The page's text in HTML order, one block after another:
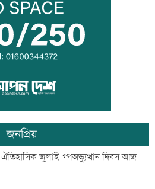
মাতারবাড়ি পৌঁছেছেন প্রধানমন্ত্রী
ওবায়দুল কাদেরসহ ৭ আসামির বিরুদ্ধে
ট্রাইব্যুনালে তৃতীয় দিনের যুক্তিতর্ক আজ
বিদেশ পালানোর সময় বড় সাজ্জাদের ভাই
আটক
জনপ্রিয়
ঐতিহাসিক জুলাই গণঅভ্যুত্থান দিবস আজ